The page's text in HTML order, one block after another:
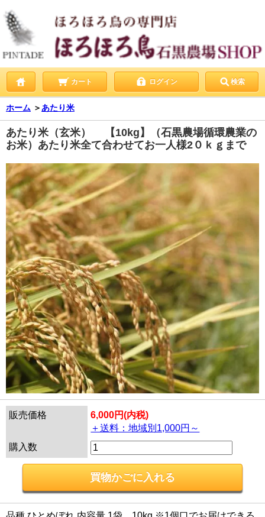
カート ログイン 検索
ホーム ＞ あたり米
あたり米（玄米） 【10kg】（石黒農場循環農業の
お米）あたり米全て合わせてお一人様2０ｋｇまで
販売価格
6,000円(内税)
＋送料：地域別1,000円～
購入数